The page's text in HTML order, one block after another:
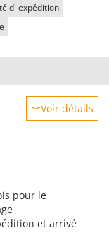
d' expédition
Voir détails
pour le
et arrivé